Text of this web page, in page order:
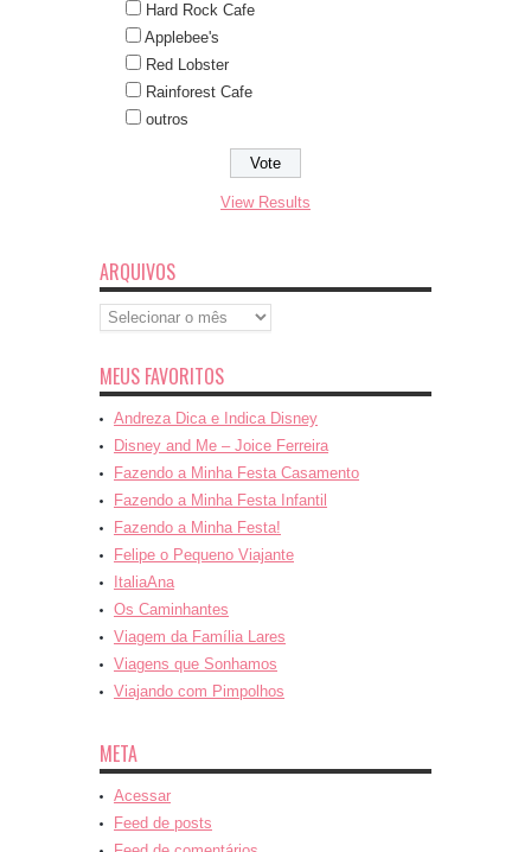
Hard Rock Cafe
Applebee's
Red Lobster
Rainforest Cafe
outros
View Results
ARQUIVOS
Arquivos
MEUS FAVORITOS
Andreza Dica e Indica Disney
Disney and Me – Joice Ferreira
Fazendo a Minha Festa Casamento
Fazendo a Minha Festa Infantil
Fazendo a Minha Festa!
Felipe o Pequeno Viajante
ItaliaAna
Os Caminhantes
Viagem da Família Lares
Viagens que Sonhamos
Viajando com Pimpolhos
META
Acessar
Feed de posts